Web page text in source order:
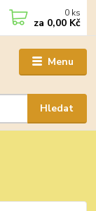
Menu
Hledat
0 ks
za 0,00 Kč